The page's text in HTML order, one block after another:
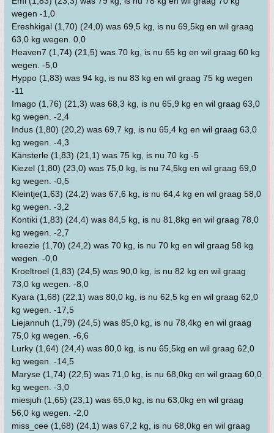
wegen -1,0
Ereshkigal (1,70) (24,0) was 69,5 kg, is nu 69,5kg en wil graag
63,0 kg wegen. 0,0
Heaven7 (1,74) (21,5) was 70 kg, is nu 65 kg en wil graag 60 kg
wegen. -5,0
Hyppo (1,83) was 94 kg, is nu 83 kg en wil graag 75 kg wegen
-11
Imago (1,76) (21,3) was 68,3 kg, is nu 65,9 kg en wil graag 63,0
kg wegen. -2,4
Indus (1,80) (20,2) was 69,7 kg, is nu 65,4 kg en wil graag 63,0
kg wegen. -4,3
Känsterle (1,83) (21,1) was 75 kg, is nu 70 kg -5
Kiezel (1,80) (23,0) was 75,0 kg, is nu 74,5kg en wil graag 69,0
kg wegen. -0,5
Kleintje(1,63) (24,2) was 67,6 kg, is nu 64,4 kg en wil graag 58,0
kg wegen. -3,2
Kontiki (1,83) (24,4) was 84,5 kg, is nu 81,8kg en wil graag 78,0
kg wegen. -2,7
kreezie (1,70) (24,2) was 70 kg, is nu 70 kg en wil graag 58 kg
wegen. -0,0
Kroeltroel (1,83) (24,5) was 90,0 kg, is nu 82 kg en wil graag
73,0 kg wegen. -8,0
Kyara (1,68) (22,1) was 80,0 kg, is nu 62,5 kg en wil graag 62,0
kg wegen. -17,5
Liejannuh (1,79) (24,5) was 85,0 kg, is nu 78,4kg en wil graag
75,0 kg wegen. -6,6
Lurky (1,64) (24,4) was 80,0 kg, is nu 65,5kg en wil graag 62,0
kg wegen. -14,5
Maryse (1,74) (22,5) was 71,0 kg, is nu 68,0kg en wil graag 60,0
kg wegen. -3,0
miesjuh (1,65) (23,1) was 65,0 kg, is nu 63,0kg en wil graag
56,0 kg wegen. -2,0
miss_cee (1,68) (24,1) was 67,2 kg, is nu 68,0kg en wil graag